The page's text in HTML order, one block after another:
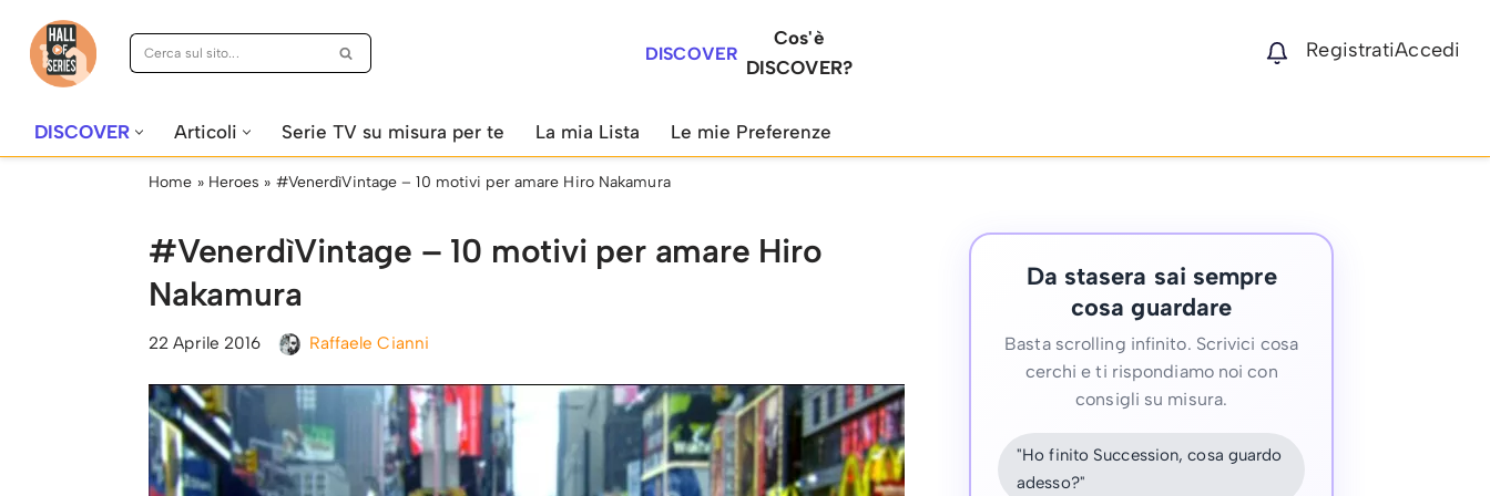
Vai
DISCOVER
Cos'è
DISCOVER?
RegistratiAccedi
DISCOVER Articoli Serie TV su misura per te La mia Lista Le mie Preferenze
Home » Heroes » #VenerdìVintage – 10 motivi per amare Hiro Nakamura
#VenerdìVintage – 10 motivi per amare Hiro
Nakamura
22 Aprile 2016 Raffaele Cianni
Da stasera sai sempre
cosa guardare
Basta scrolling infinito. Scrivici cosa
cerchi e ti rispondiamo noi con
consigli su misura.
"Ho finito Succession, cosa guardo
adesso?"